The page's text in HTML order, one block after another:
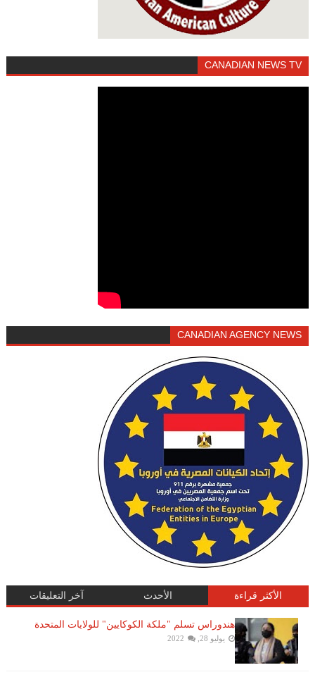
CANADIAN NEWS TV
CANADIAN AGENCY NEWS
الأكثر قراءة الأحدث آخر التعليقات
هندوراس تسلم "ملكة الكوكايين" للولايات المتحدة
يوليو 28, 2022